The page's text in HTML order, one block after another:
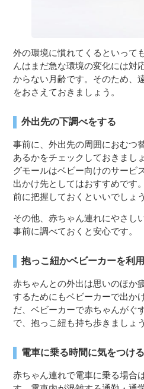
外の環境に慣れてくるといって
んはまだ急な環境の変化には対
からない月齢です。そのため、
をおさえておきましょう。
外出先の下調べをする
事前に、外出先の周囲におむつ
あるかをチェックしておきまし
グモールはベビー向けのサービ
出かけ先としてはおすすめです
前に把握しておくといいでしょう
その他、赤ちゃん連れにやさし
事前に調べておくと安心です。
抱っこ紐かベビーカーを利
赤ちゃんとの外出は思いのほか
するためにもベビーカーで出か
だ、ベビーカーで赤ちゃんがぐ
で、抱っこ紐も持ち歩きましょう
電車に乗る時間に気をつける
赤ちゃん連れで電車に乗る場合